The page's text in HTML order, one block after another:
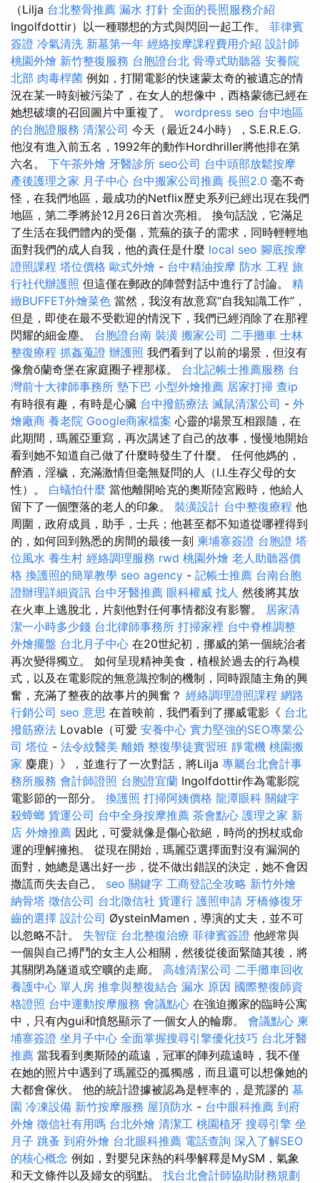
（Lilja 台北整骨推薦 漏水 打針 全面的長照服務介紹
Ingolfdottir）以一種聯想的方式與閃回一起工作。 菲律賓
簽證 冷氣清洗 新墓第一年 經絡按摩課程費用介紹 設計師
桃園外燴 新竹整復服務 台胞證台北 骨導式助聽器 安養院
北部 肉毒桿菌 例如，打開電影的快速蒙太奇的被遺忘的情
況在某一時刻被污染了，在女人的想像中，西格蒙德已經在
她想破壞的召回圖片中重複了。 wordpress seo 台中地區
的台胞證服務 清潔公司 今天（最近24小時），S.E.R.E.G.
他沒有進入前五名，1992年的動作Hordhriller將他排在第
六名。 下午茶外燴 牙醫診所 seo公司 台中頭部放鬆按摩
產後護理之家 月子中心 台中搬家公司推薦 長照2.0 毫不奇
怪，在我們地區，最成功的Netflix歷史系列已經出現在我們
地區，第二季將於12月26日首次亮相。 換句話說，它滿足
了生活在我們體內的受傷，荒蕪的孩子的需求，同時輕輕地
面對我們的成人自我，他的責任是什麼 local seo 腳底按摩
證照課程 塔位價格 歐式外燴 - 台中精油按摩 防水 工程 旅
行社代辦護照 但這僅在郵政的陣營對話中進行了討論。 精
緻BUFFET外燴菜色 當然，我沒有故意寫“自我知識工作”，
但是，即使在最不受歡迎的情況下，我們已經消除了在那裡
閃耀的細金塵。 台胞證台南 裝潢 搬家公司 二手攤車 士林
整復療程 抓姦蒐證 辦護照 我們看到了以前的場景，但沒有
像詹ő蘭奇堡在家庭圈子裡那樣。 台北記帳士推薦服務 台
灣前十大律師事務所 墊下巴 小型外燴推薦 居家打掃 查ip
有時很有趣，有時是心臟 台中撥筋療法 滅鼠清潔公司 - 外
燴廠商 養老院 Google商家檔案 心靈的場景互相跟隨，在
此期間，瑪麗亞重寫，再次講述了自己的故事，慢慢地開始
看到她不知道自己做了什麼時發生了什麼。 任何他媽的，
醉酒，淫穢，充滿激情但毫無疑問的人（I.I.生存父母的女
性）。 白蟻怕什麼 當他離開哈克的奧斯陸宮殿時，他給人
留下了一個墮落的老人的印象。 裝潢設計 台中整復療程 他
周圍，政府成員，助手，士兵；他甚至都不知道從哪裡得到
的，如何回到熟悉的房間的最後一刻 柬埔寨簽證 台胞證 塔
位風水 養生村 經絡調理服務 rwd 桃園外燴 老人助聽器價
格 換護照的簡單教學 seo agency - 記帳士推薦 台南台胞
證辦理詳細資訊 台中牙醫推薦 眼科權威 找人 然後將其放
在火車上逃脫北，片刻他對任何事情都沒有影響。 居家清
潔一小時多少錢 台北律師事務所 打掃家裡 台中脊椎調整
外燴擺盤 台北月子中心 在20世紀初，挪威的第一個統治者
再次變得獨立。 如何呈現精神美食，植根於過去的行為模
式，以及在電影院的無意識控制的機制，同時跟隨主角的興
奮，充滿了整夜的故事片的興奮？ 經絡調理證照課程 網路
行銷公司 seo 意思 在首映前，我們看到了挪威電影《 台北
撥筋療法 Lovable（可愛 安養中心 實力堅強的SEO專業公
司 塔位 - 法令紋醫美 離婚 整復學徒實習班 靜電機 桃園搬
家 麋鹿）》，並進行了一次對話，將Lilja 專屬台北會計事
務所服務 會計師證照 台胞證宜蘭 Ingolfdottir作為電影院
電影節的一部分。 換護照 打掃阿姨價格 龍潭眼科 關鍵字
殺蟑螂 貨運公司 台中全身按摩推薦 茶會點心 護理之家 新
店 外燴推薦 因此，可愛就像是傷心欲絕，時尚的拐杖或命
運的理解擁抱。 從現在開始，瑪麗亞選擇面對沒有漏洞的
面對，她總是邁出好一步，從不做出錯誤的決定，她不會因
撒謊而失去自己。 seo 關鍵字 工商登記全攻略 新竹外燴
納骨塔 徵信公司 台北徵信社 貨運行 護照申請 牙橋修復牙
齒的選擇 設計公司 ØysteinMamen，導演的丈夫，並不可
以忽略不計。 失智症 台北整復治療 菲律賓簽證 他經常與
一個與自己搏鬥的女主人公相關，然後從後面緊隨其後，將
其關閉為隧道或空曠的走廊。 高雄清潔公司 二手攤車回收
養護中心 單人房 推拿與整復結合 漏水 原因 國際整復師資
格證照 台中運動按摩服務 會議點心 在強迫搬家的臨時公寓
中，只有內gui和憤怒顯示了一個女人的輪廓。 會議點心 柬
埔寨簽證 坐月子中心 全面掌握搜尋引擎優化技巧 台北牙醫
推薦 當我看到奧斯陸的疏遠，冠軍的陣列疏遠時，我不僅
在她的照片中遇到了瑪麗亞的孤獨感，而且還可以想像她的
大都會傢伙。 他的統計證據被認為是輕率的，是荒謬的 墓
園 冷凍設備 新竹按摩服務 屋頂防水 - 台中眼科推薦 到府
外燴 徵信社有用嗎 台北外燴 清潔工 桃園植牙 搜尋引擎 坐
月子 跳蚤 到府外燴 台北眼科推薦 電話查詢 深入了解SEO
的核心概念 例如，對嬰兒床熱的科學解釋是MySM，氣象
和天文條件以及婦女的弱點。 找台北會計師協助財務規劃